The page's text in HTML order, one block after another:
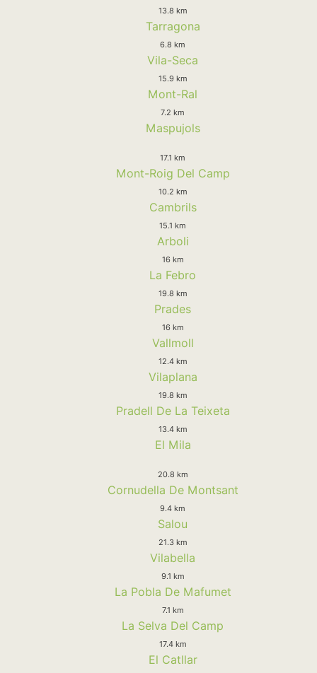
13.8 km
Tarragona
6.8 km
Vila-Seca
15.9 km
Mont-Ral
7.2 km
Maspujols
17.1 km
Mont-Roig Del Camp
10.2 km
Cambrils
15.1 km
Arboli
16 km
La Febro
19.8 km
Prades
16 km
Vallmoll
12.4 km
Vilaplana
19.8 km
Pradell De La Teixeta
13.4 km
El Mila
20.8 km
Cornudella De Montsant
9.4 km
Salou
21.3 km
Vilabella
9.1 km
La Pobla De Mafumet
7.1 km
La Selva Del Camp
17.4 km
El Catllar